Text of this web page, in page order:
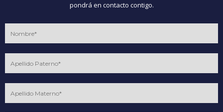
pondrá en contacto contigo.